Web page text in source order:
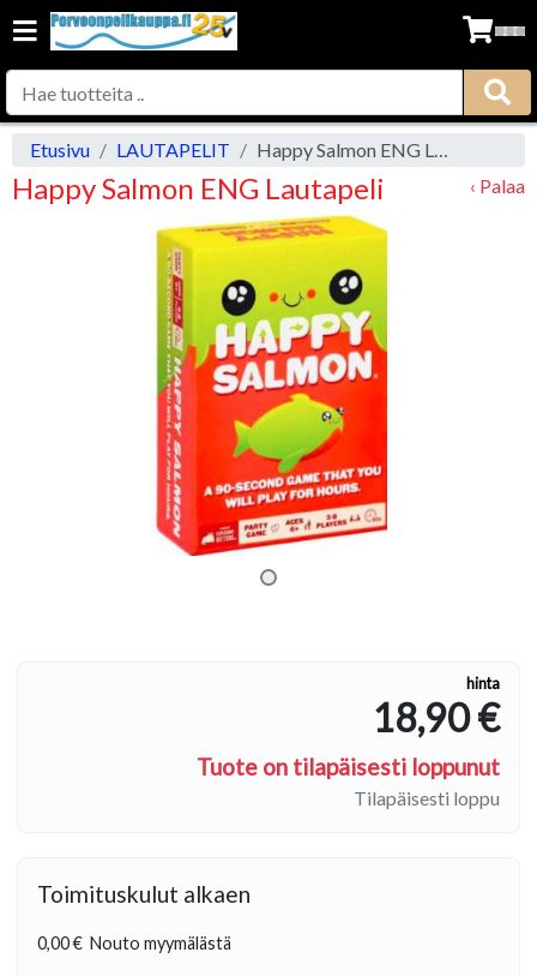
Etusivu LAUTAPELIT Happy Salmon ENG Lautapeli
Happy Salmon ENG Lautapeli ‹ Palaa
hinta
18,90 €
Tuote on tilapäisesti loppunut
Tilapäisesti loppu
Toimituskulut alkaen
0,00 € Nouto myymälästä